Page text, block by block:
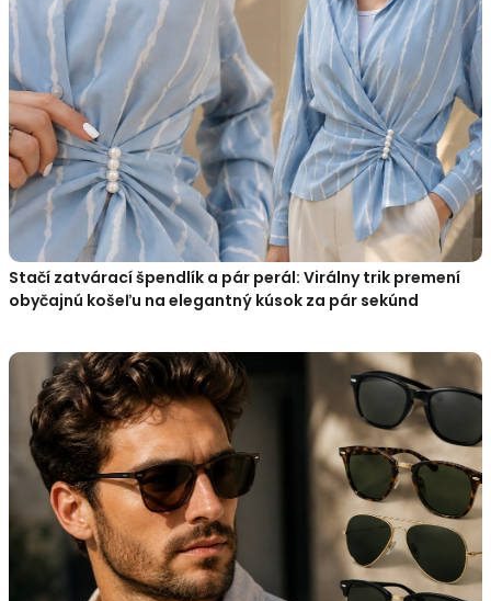
Stačí zatvárací špendlík a pár perál: Virálny trik premení
obyčajnú košeľu na elegantný kúsok za pár sekúnd